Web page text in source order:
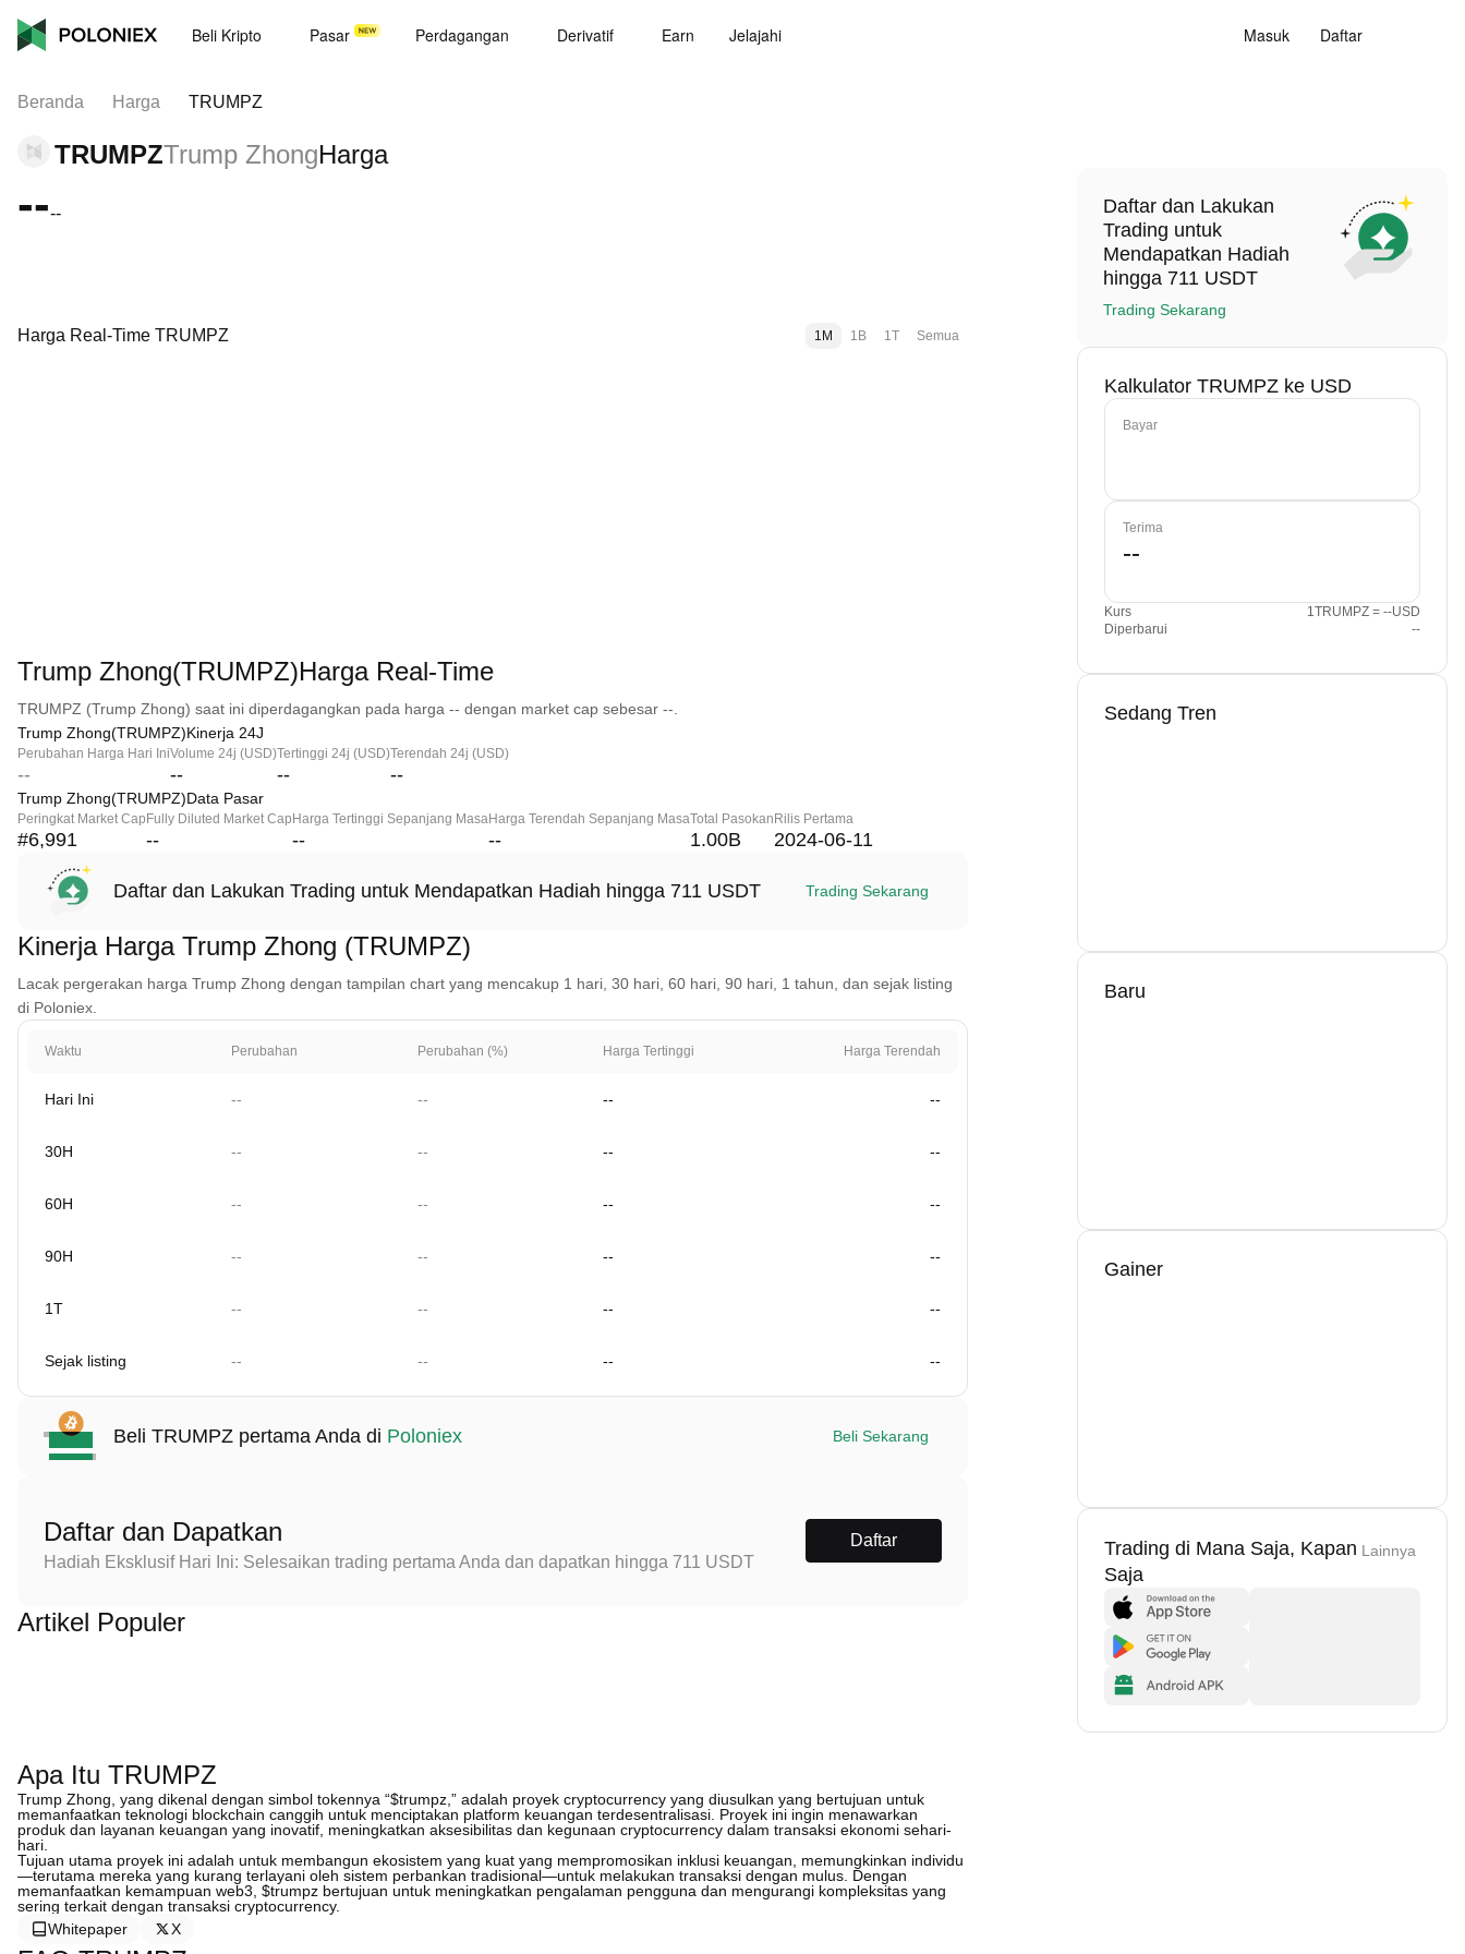
Beli Kripto Pasar Perdagangan Derivatif Earn Jelajahi Masuk Daftar
Beranda Harga TRUMPZ
TRUMPZTrump ZhongHarga
----
Harga Real-Time TRUMPZ 1M 1B 1T Semua
Trump Zhong(TRUMPZ)Harga Real-Time
TRUMPZ (Trump Zhong) saat ini diperdagangkan pada harga -- dengan market cap sebesar --.
Trump Zhong(TRUMPZ)Kinerja 24J
Perubahan Harga Hari Ini
--
Volume 24j (USD)
--
Tertinggi 24j (USD)
--
Terendah 24j (USD)
--
Trump Zhong(TRUMPZ)Data Pasar
Peringkat Market Cap
#6,991
Fully Diluted Market Cap
--
Harga Tertinggi Sepanjang Masa
--
Harga Terendah Sepanjang Masa
--
Total Pasokan
1.00B
Rilis Pertama
2024-06-11
Daftar dan Lakukan Trading untuk Mendapatkan Hadiah hingga 711 USDT Trading Sekarang
Kinerja Harga Trump Zhong (TRUMPZ)
Lacak pergerakan harga Trump Zhong dengan tampilan chart yang mencakup 1 hari, 30 hari, 60 hari, 90 hari, 1 tahun, dan sejak listing
di Poloniex.
Waktu Perubahan Perubahan (%) Harga Tertinggi Harga Terendah
Hari Ini -- -- -- --
30H -- -- -- --
60H -- -- -- --
90H -- -- -- --
1T -- -- -- --
Sejak listing -- -- -- --
Beli TRUMPZ pertama Anda di Poloniex Beli Sekarang
Daftar dan Dapatkan
Hadiah Eksklusif Hari Ini: Selesaikan trading pertama Anda dan dapatkan hingga 711 USDT
Daftar
Artikel Populer
Apa Itu TRUMPZ
Trump Zhong, yang dikenal dengan simbol tokennya “$trumpz,” adalah proyek cryptocurrency yang diusulkan yang bertujuan untuk
memanfaatkan teknologi blockchain canggih untuk menciptakan platform keuangan terdesentralisasi. Proyek ini ingin menawarkan
produk dan layanan keuangan yang inovatif, meningkatkan aksesibilitas dan kegunaan cryptocurrency dalam transaksi ekonomi sehari-
hari.
Tujuan utama proyek ini adalah untuk membangun ekosistem yang kuat yang mempromosikan inklusi keuangan, memungkinkan individu
—terutama mereka yang kurang terlayani oleh sistem perbankan tradisional—untuk melakukan transaksi dengan mulus. Dengan
memanfaatkan kemampuan web3, $trumpz bertujuan untuk meningkatkan pengalaman pengguna dan mengurangi kompleksitas yang
sering terkait dengan transaksi cryptocurrency.
Whitepaper
X
Daftar dan Lakukan
Trading untuk
Mendapatkan Hadiah
hingga 711 USDT
Trading Sekarang
Kalkulator TRUMPZ ke USD
Bayar
Terima
Kurs
1TRUMPZ = --USD
Diperbarui
--
Sedang Tren
Baru
Gainer
Trading di Mana Saja, Kapan
Saja
Lainnya